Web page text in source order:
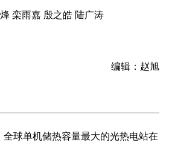
栾雨嘉 殷之皓 陆广涛
编辑：赵旭
全球单机储热容量最大的光热电站在